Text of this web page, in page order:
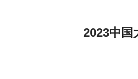
2023中国